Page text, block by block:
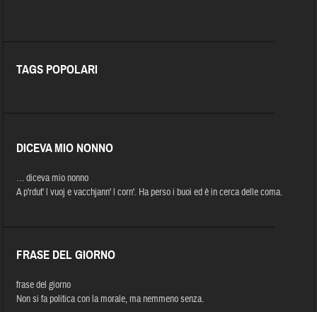
TAGS POPOLARI
DICEVA MIO NONNO
… diceva mio nonno
A p'rdut' l vuoj e vacchjann' l corn'. Ha perso i buoi ed è in cerca delle coma.
FRASE DEL GIORNO
frase del giorno
Non si fa politica con la morale, ma nemmeno senza.